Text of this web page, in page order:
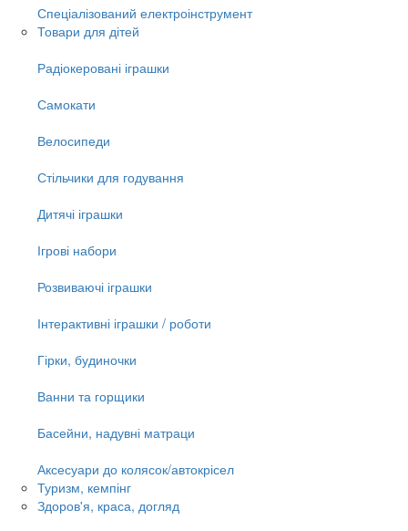
Спеціалізований електроінструмент
Товари для дітей
Радіокеровані іграшки
Самокати
Велосипеди
Стільчики для годування
Дитячі іграшки
Ігрові набори
Розвиваючі іграшки
Інтерактивні іграшки / роботи
Гірки, будиночки
Ванни та горщики
Басейни, надувні матраци
Аксесуари до колясок/автокрісел
Туризм, кемпінг
Здоров'я, краса, догляд